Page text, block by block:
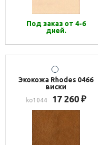
Под заказ от 4-6
дней.
Экокожа Rhodes 0466
виски
ko1044 17 260 ₽